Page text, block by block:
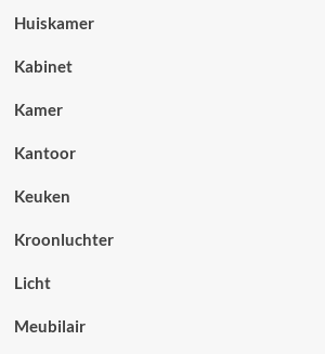
Huiskamer
Kabinet
Kamer
Kantoor
Keuken
Kroonluchter
Licht
Meubilair